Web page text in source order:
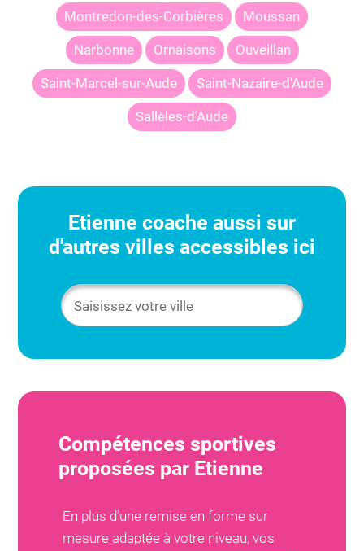
Montredon-des-Corbières Moussan
Narbonne Ornaisons Ouveillan
Saint-Marcel-sur-Aude Saint-Nazaire-d'Aude
Sallèles-d'Aude
Etienne coache aussi sur
d'autres villes accessibles ici
Compétences sportives
proposées par Etienne
En plus d'une remise en forme sur
mesure adaptée à votre niveau, vos